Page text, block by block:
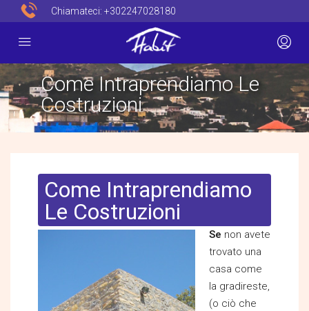
Chiamateci: +302247028180
Come Intraprendiamo Le
Costruzioni
Come Intraprendiamo
Le Costruzioni
Se non avete
trovato una
casa come
la gradireste,
(o ciò che